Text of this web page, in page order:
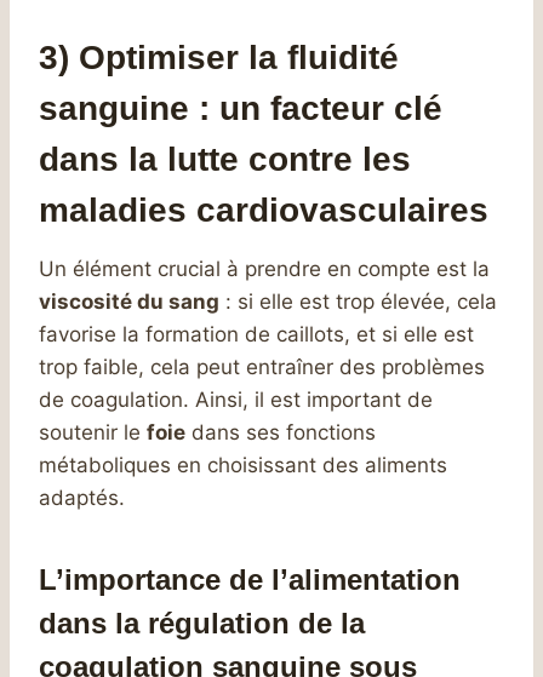
3) Optimiser la fluidité
sanguine : un facteur clé
dans la lutte contre les
maladies cardiovasculaires
Un élément crucial à prendre en compte est la
viscosité du sang : si elle est trop élevée, cela
favorise la formation de caillots, et si elle est
trop faible, cela peut entraîner des problèmes
de coagulation. Ainsi, il est important de
soutenir le foie dans ses fonctions
métaboliques en choisissant des aliments
adaptés.
L’importance de l’alimentation
dans la régulation de la
coagulation sanguine sous